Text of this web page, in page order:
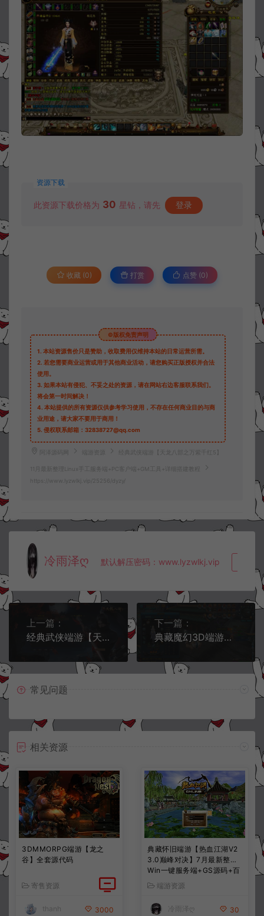
资源下载
此资源下载价格为 30 星钻，请先 登录
收藏 (0) 打赏 点赞 (0)
©版权免责声明
1. 本站资源售价只是赞助，收取费用仅维持本站的日常运营所需。
2. 若您需要商业运营或用于其他商业活动，请您购买正版授权并合法
使用。
3. 如果本站有侵犯、不妥之处的资源，请在网站右边客服联系我们。
将会第一时间解决！
4. 本站提供的所有资源仅供参考学习使用，不存在任何商业目的与商
业用途，请大家不要用于商用！
5. 侵权联系邮箱：32838727@qq.com
阿泽源码网 端游资源 经典武侠端游【天龙八部之万紫千红5】
11月最新整理Linux手工服务端+PC客户端+GM工具+详细搭建教程
https://www.lyzwlkj.vip/25256/dyzy/
冷雨泽ღ 默认解压密码：www.lyzwlkj.vip
上一篇：
经典武侠端游【天龙八部之兄弟国际】11月最新整理Linux手工服务端+PC客户端+GM工具+详细搭建教程
下一篇：
典藏魔幻3D端游【剑踪3D之绝世神兵】11月最新整理Win一键即玩服务端+PC客户端+GM工具+单机教程
常见问题
相关资源
3DMMORPG端游【龙之
谷】全套源代码
寄售资源
thanh 3000
典藏怀旧端游【热血江湖V2
3.0巅峰对决】7月最新整理
Win一键服务端+GS源码+百
宝阁+在线GM工具+PC客户
端+详细搭建教程
端游资源
冷雨泽ღ 30